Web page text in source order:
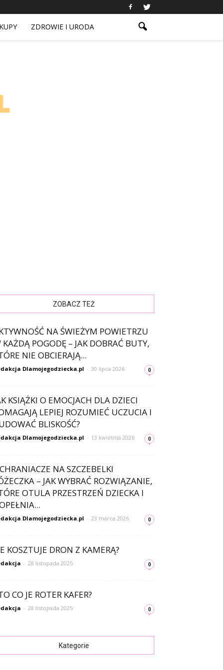
ZDROWIE I URODA
ZOBACZ TEŻ
NA ŚWIEŻYM POWIETRZU
KAŻDĄ POGODĘ – JAK DOBRAĆ BUTY,
NIE OBCIERAJĄ...
Dlamojegodziecka.pl - 30 lipca 2026 0
KSIĄŻKI O EMOCJACH DLA DZIECI
LEPIEJ ROZUMIEĆ UCZUCIA I
BLISKOŚĆ?
Dlamojegodziecka.pl - 13 kwietnia 2026 0
NA SZCZEBELKI
– JAK WYBRAĆ ROZWIĄZANIE,
OTULA PRZESTRZEŃ DZIECKA I
Dlamojegodziecka.pl - 23 marca 2026 0
KOSZTUJE DRON Z KAMERĄ?
- 28 listopada 2025 0
CO JE ROTER KAFER?
- 28 listopada 2025 0
Kategorie